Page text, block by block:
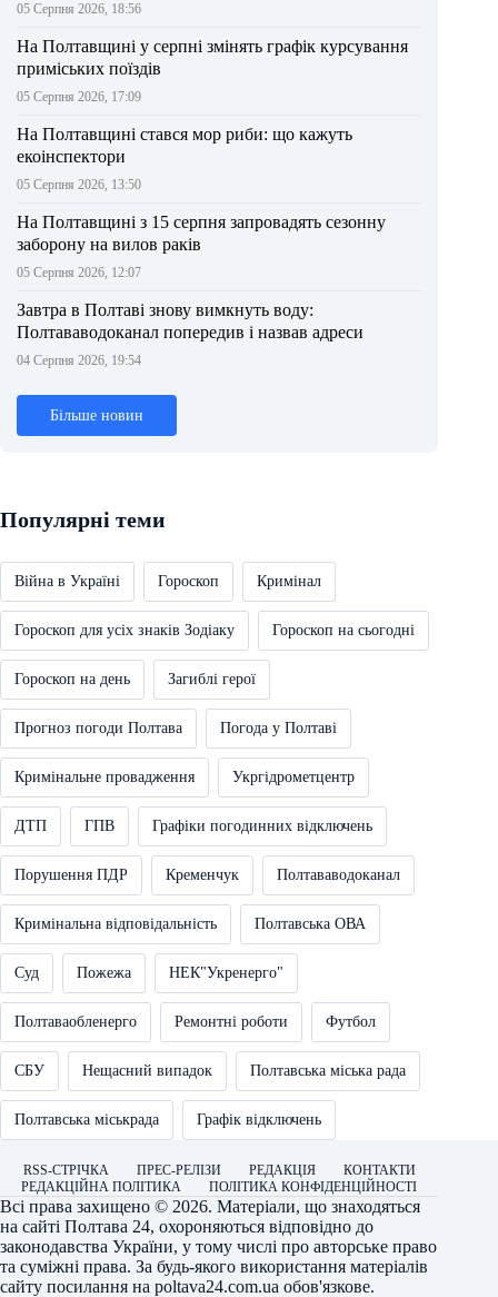
05 Серпня 2026, 18:56
На Полтавщині у серпні змінять графік курсування
приміських поїздів
05 Серпня 2026, 17:09
На Полтавщині стався мор риби: що кажуть
екоінспектори
05 Серпня 2026, 13:50
На Полтавщині з 15 серпня запровадять сезонну
заборону на вилов раків
05 Серпня 2026, 12:07
Завтра в Полтаві знову вимкнуть воду:
Полтававодоканал попередив і назвав адреси
04 Серпня 2026, 19:54
Більше новин
Популярні теми
Війна в Україні Гороскоп Кримінал
Гороскоп для усіх знаків Зодіаку Гороскоп на сьогодні
Гороскоп на день Загиблі герої
Прогноз погоди Полтава Погода у Полтаві
Кримінальне провадження Укргідрометцентр
ДТП ГПВ Графіки погодинних відключень
Порушення ПДР Кременчук Полтававодоканал
Кримінальна відповідальність Полтавська ОВА
Суд Пожежа НЕК"Укренерго"
Полтаваобленерго Ремонтні роботи Футбол
СБУ Нещасний випадок Полтавська міська рада
Полтавська міськрада Графік відключень
RSS-СТРІЧКА ПРЕС-РЕЛІЗИ РЕДАКЦІЯ
КОНТАКТИ
РЕДАКЦІЙНА ПОЛІТИКА
ПОЛІТИКА КОНФІДЕНЦІЙНОСТІ
Всі права захищено © 2026. Матеріали, що знаходяться
на сайті Полтава 24, охороняються відповідно до
законодавства України, у тому числі про авторське право
та суміжні права. За будь-якого використання матеріалів
сайту посилання на poltava24.com.ua обов'язкове.